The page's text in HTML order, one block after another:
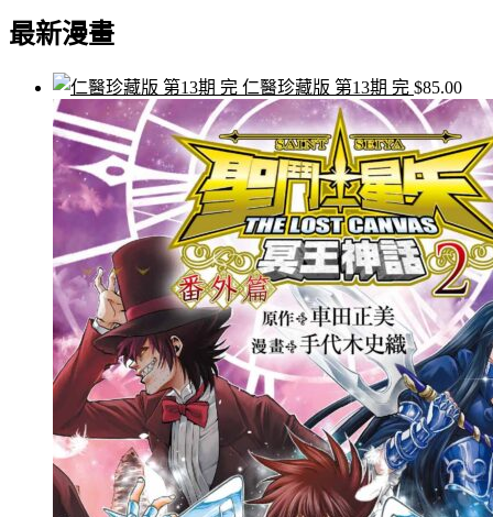
關
最新漫畫
仁醫珍藏版 第13期 完 $85.00